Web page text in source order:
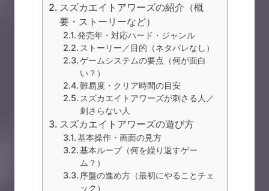
スズカエイトアワーズの紹介（概
要・ストーリーなど）
発売年・対応ハード・ジャンル
ストーリー／目的（ネタバレなし）
ゲームシステムの要点（何が面白
い？）
難易度・クリア時間の目安
スズカエイトアワーズが刺さる人／
刺さらない人
スズカエイトアワーズの遊び方
基本操作・画面の見方
基本ループ（何を繰り返すゲー
ム？）
序盤の進め方（最初にやることチェ
ック）